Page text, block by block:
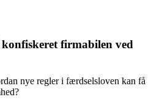
firmabilen ved
nye regler i færdselsloven kan få